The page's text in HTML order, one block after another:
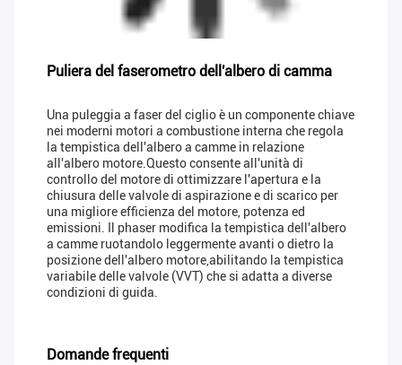
Puliera del faserometro dell'albero di camma
Una puleggia a faser del ciglio è un componente chiave
nei moderni motori a combustione interna che regola
la tempistica dell'albero a camme in relazione
all'albero motore.Questo consente all'unità di
controllo del motore di ottimizzare l'apertura e la
chiusura delle valvole di aspirazione e di scarico per
una migliore efficienza del motore, potenza ed
emissioni. Il phaser modifica la tempistica dell'albero
a camme ruotandolo leggermente avanti o dietro la
posizione dell'albero motore,abilitando la tempistica
variabile delle valvole (VVT) che si adatta a diverse
condizioni di guida.
Domande frequenti